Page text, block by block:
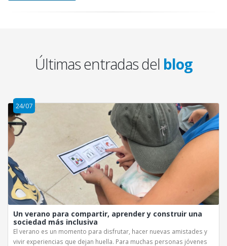
Últimas entradas del blog
Un verano para compartir, aprender y construir una
sociedad más inclusiva
El verano es un momento para disfrutar, hacer nuevas amistades y
vivir experiencias que dejan huella. Para muchas personas jóvenes
24/07